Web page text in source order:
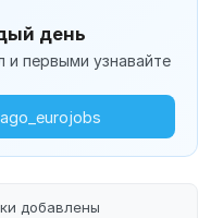
день
и первыми узнавайте
добавлены